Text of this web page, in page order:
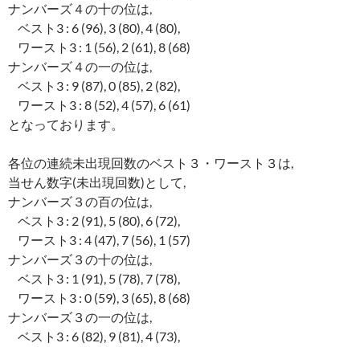
ナンバーズ４の十の位は,
ベスト3 : 6 (96), 3 (80), 4 (80),
ワースト3 : 1 (56), 2 (61), 8 (68)
ナンバーズ４の一の位は,
ベスト3 : 9 (87), 0 (85), 2 (82),
ワースト3 : 8 (52), 4 (57), 6 (61)
となっております。
各位の連続未出現回数のベスト３・ワースト３は,
当せん数字(未出現回数)として,
ナンバーズ３の百の位は,
ベスト3 : 2 (91), 5 (80), 6 (72),
ワースト3 : 4 (47), 7 (56), 1 (57)
ナンバーズ３の十の位は,
ベスト3 : 1 (91), 5 (78), 7 (78),
ワースト3 : 0 (59), 3 (65), 8 (68)
ナンバーズ３の一の位は,
ベスト3 : 6 (82), 9 (81), 4 (73),